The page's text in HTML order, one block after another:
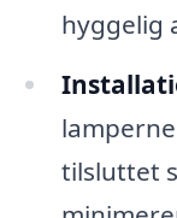
hyggelig
tilsluttet